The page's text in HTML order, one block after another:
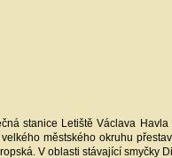
stanice Letiště Václava
městského okruhu
V oblasti stávající smyčky